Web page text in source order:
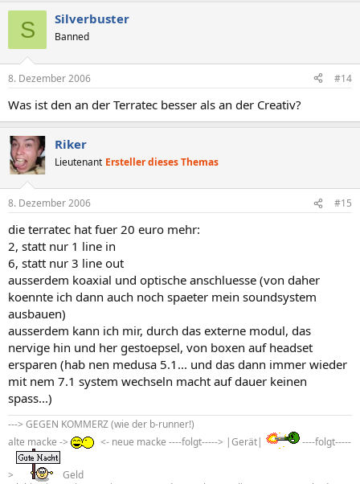
S Silverbuster
Banned
8. Dezember 2006 #14
Was ist den an der Terratec besser als an der Creativ?
Riker
Lieutenant Ersteller dieses Themas
8. Dezember 2006 #15
die terratec hat fuer 20 euro mehr:
2, statt nur 1 line in
6, statt nur 3 line out
ausserdem koaxial und optische anschluesse (von daher
koennte ich dann auch noch spaeter mein soundsystem
ausbauen)
ausserdem kann ich mir, durch das externe modul, das
nervige hin und her gestoepsel, von boxen auf headset
ersparen (hab nen medusa 5.1... und das dann immer wieder
mit nem 7.1 system wechseln macht auf dauer keinen
spass...)
---> GEGEN KOMMERZ (wie der b-runner!)
alte macke ->
<- neue macke ----folgt-----> |Gerät| ----folgt-----
>
Geld